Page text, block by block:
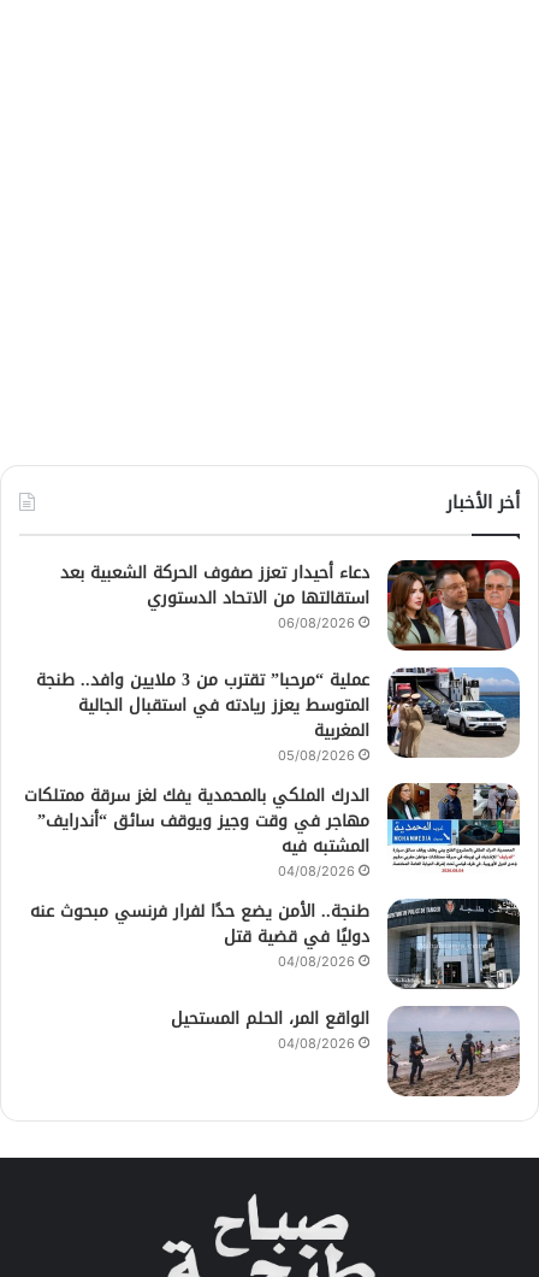
أخر الأخبار
دعاء أحيدار تعزز صفوف الحركة الشعبية بعد
استقالتها من الاتحاد الدستوري
06/08/2026
عملية “مرحبا” تقترب من 3 ملايين وافد.. طنجة
المتوسط يعزز ريادته في استقبال الجالية
المغربية
05/08/2026
الدرك الملكي بالمحمدية يفك لغز سرقة ممتلكات
مهاجر في وقت وجيز ويوقف سائق “أندرايف”
المشتبه فيه
04/08/2026
طنجة.. الأمن يضع حدًا لفرار فرنسي مبحوث عنه
دوليًا في قضية قتل
04/08/2026
الواقع المر، الحلم المستحيل
04/08/2026